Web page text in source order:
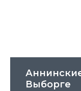
Выборге